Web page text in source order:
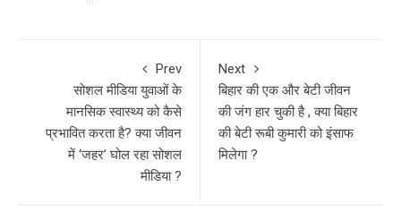
Prev
सोशल मीडिया युवाओं के
मानसिक स्वास्थ्य को कैसे
प्रभावित करता है? क्या जीवन
में ‘जहर’ घोल रहा सोशल
मीडिया ?
Next
बिहार की एक और बेटी जीवन
की जंग हार चुकी है , क्या बिहार
की बेटी रूबी कुमारी को इंसाफ
मिलेगा ?